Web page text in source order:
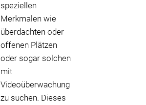
speziellen
Merkmalen wie
überdachten oder
offenen Plätzen
oder sogar solchen
mit
Videoüberwachung
zu suchen. Dieses